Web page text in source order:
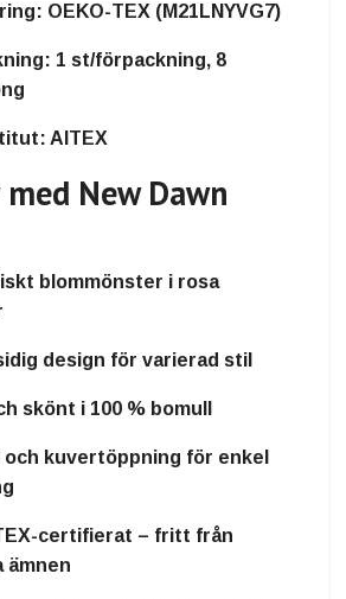
OEKO-TEX (M21LNYVG7)
1 st/förpackning, 8
AITEX
New Dawn
blommönster i rosa
design för varierad stil
skönt i 100 % bomull
och kuvertöppning för enkel
certifierat – fritt från
ämnen